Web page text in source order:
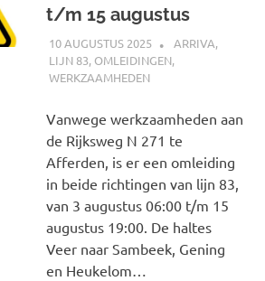
t/m 15 augustus
10 AUGUSTUS 2025 SPOORZOEKER
ARRIVA,
LIJN 83, OMLEIDINGEN,
WERKZAAMHEDEN
Vanwege werkzaamheden aan
de Rijksweg N 271 te
Afferden, is er een omleiding
in beide richtingen van lijn 83,
van 3 augustus 06:00 t/m 15
augustus 19:00. De haltes
Veer naar Sambeek, Gening
en Heukelom…